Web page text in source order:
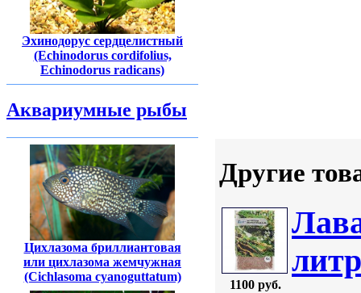
Эхинодорус сердцелистный
(Echinodorus cordifolius,
Echinodorus radicans)
Аквариумные рыбы
Цихлазома бриллиантовая
или цихлазома жемчужная
(Cichlasoma cyanoguttatum)
Другие
1100 руб.